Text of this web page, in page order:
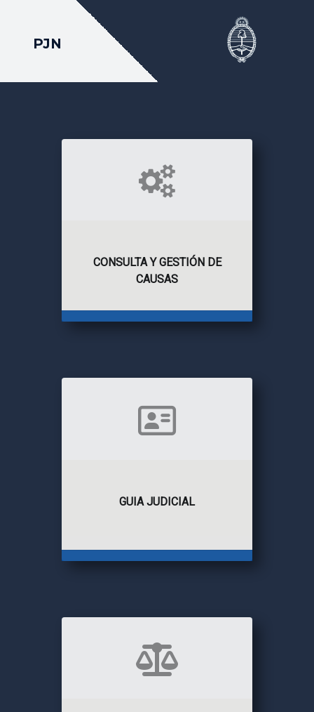
PJN
CONSULTA Y GESTIÓN DE
CAUSAS
GUIA JUDICIAL